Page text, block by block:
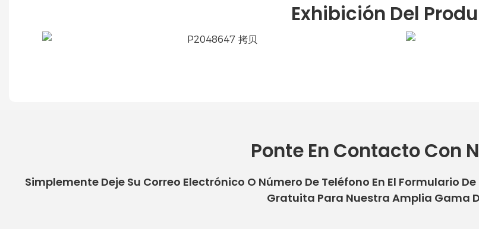
Exhibición Del
Ponte En Contacto Con
Simplemente Deje Su Correo Electrónico O Número De Teléfono En El Formulario
Gratuita Para Nuestra Amplia Gama